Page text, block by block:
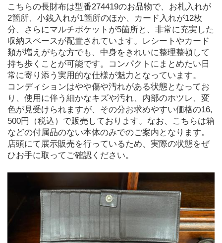
こちらの長財布は型番274419のお品物で、お札入れが
2箇所、小銭入れが1箇所のほか、カード入れが12枚
分、さらにマルチポケットが5箇所と、非常に充実した
収納スペースが配置されています。レシートやカード
類が増えがちな方でも、中身をきれいに整理整頓して
持ち歩くことが可能です。コンパクトにまとめたい日
常に寄り添う実用的な仕様が魅力となっています。
コンディションはやや傷や汚れがある状態となってお
り、使用に伴う細かなキズや汚れ、内部のホツレ、変
色が見受けられますが、その分お求めやすい価格の16,
500円（税込）で販売しております。なお、こちらは箱
などの付属品のない本体のみでのご案内となります。
店頭にて展示販売を行っているため、実際の状態をぜ
ひお手に取ってご確認ください。